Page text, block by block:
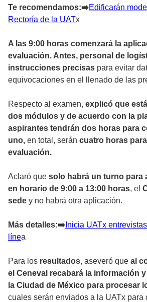
Te recomendamos:➡️Edificarán
Rectoría de la UATx
A las 9:00 horas comenzará la
evaluación. Antes, personal de
instrucciones precisas para evitar
equivocaciones en el llenado de las
Respecto al examen, explicó que
dos módulos y de acuerdo con la
aspirantes tendrán dos horas para
uno, en total, serán cuatro horas
evaluación.
Aclaró que solo habrá un turno para
en horario de 9:00 a 13:00 horas, el
sede y no habrá otra aplicación.
Más detalles:➡ ️Inicia UATx
línea
Para los resultados, aseveró que al
el Ceneval recabará la información
la Ciudad de México para procesar
cuales serán enviados a la UATx para